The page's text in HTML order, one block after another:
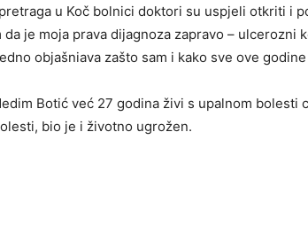
u Koč bolnici doktori su uspjeli otkriti i
je moja prava dijagnoza zapravo – ulcerozni
objašniava zašto sam i kako sve ove
Botić već 27 godina živi s upalnom bolesti
bio je i životno ugrožen.